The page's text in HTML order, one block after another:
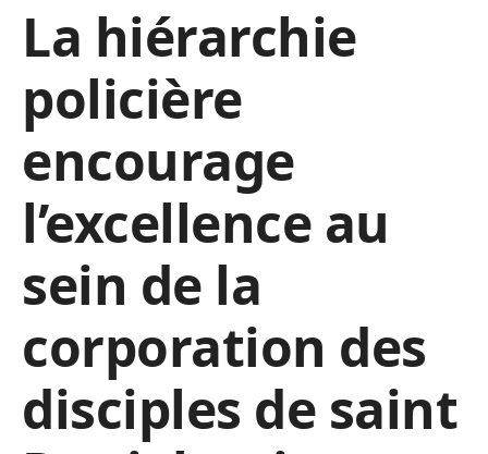
La hiérarchie
policière
encourage
l’excellence au
sein de la
corporation des
disciples de saint